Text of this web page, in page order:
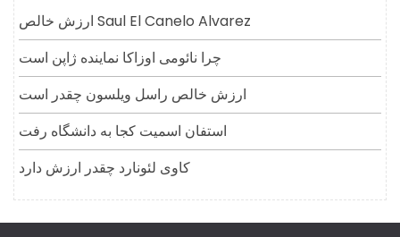
ارزش خالص Saul El Canelo Alvarez
چرا نائومی اوزاکا نماینده ژاپن است
ارزش خالص راسل ویلسون چقدر است
استفان اسمیت کجا به دانشگاه رفت
کاوی لئونارد چقدر ارزش دارد